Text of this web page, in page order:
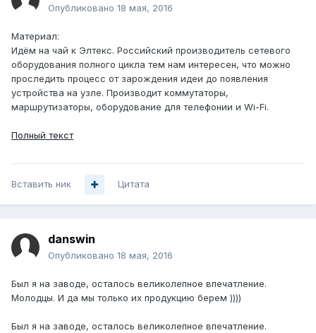
Опубликовано 18 мая, 2016
Материал:
Идём на чай к Элтекс. Российский производитель сетевого
оборудования полного цикла тем нам интересен, что можно
проследить процесс от зарождения идеи до появления
устройства на узле. Производит коммутаторы,
маршрутизаторы, оборудование для телефонии и Wi-Fi.
Полный текст
Вставить ник Цитата
danswin
Опубликовано 18 мая, 2016
Был я на заводе, осталось великолепное впечатление.
Молодцы. И да мы только их продукцию берем ))))
Был я на заводе, осталось великолепное впечатление.